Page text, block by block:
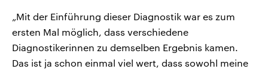
„Mit der Einführung dieser Diagnostik war es zum
ersten Mal möglich, dass verschiedene
Diagnostikerinnen zu demselben Ergebnis kamen.
Das ist ja schon einmal viel wert, dass sowohl meine